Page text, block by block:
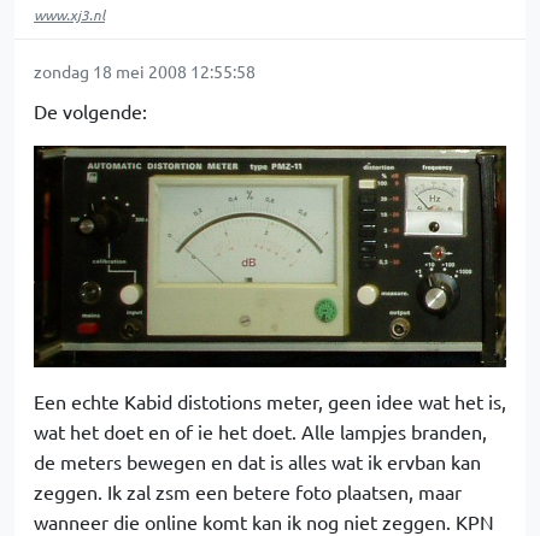
www.xj3.nl
zondag 18 mei 2008 12:55:58
De volgende:
Een echte Kabid distotions meter, geen idee wat het is,
wat het doet en of ie het doet. Alle lampjes branden,
de meters bewegen en dat is alles wat ik ervban kan
zeggen. Ik zal zsm een betere foto plaatsen, maar
wanneer die online komt kan ik nog niet zeggen. KPN